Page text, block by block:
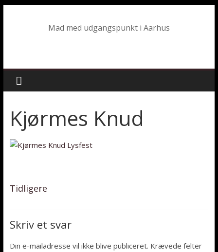
Mad med udgangspunkt i Aarhus
Kjørmes Knud
Tidligere
Skriv et svar
Din e-mailadresse vil ikke blive publiceret. Krævede felter